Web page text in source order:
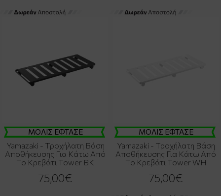
ΜΟΛΙΣ ΕΦΤΑΣΕ
Yamazaki - Τροχήλατη Βάση
Αποθήκευσης Για Κάτω Από
Το Κρεβάτι Tower BK
75,00€
ΜΟΛΙΣ ΕΦΤΑΣΕ
Yamazaki - Τροχήλατη Βάση
Αποθήκευσης Για Κάτω Από
Το Κρεβάτι Tower WH
75,00€